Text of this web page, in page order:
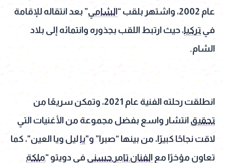
عام 2002، واشتهر بلقب “
الشامي” بعد انتقاله للإقامة
في تركيا، حيث ارتبط اللقب بجذوره وانتمائه إلى بلاد
الشام.
انطلقت رحلته الفنية عام 2021، وتمكن سريعًا من
تحقيق انتشار واسع بفضل مجموعة من الأغنيات التي
لاقت نجاحًا كبيرًا، من بينها “صبرا” و"يا ليل ويا العين"، كما
تعاون مؤخرًا مع الفنان تامر حسني في دويتو “ملكة